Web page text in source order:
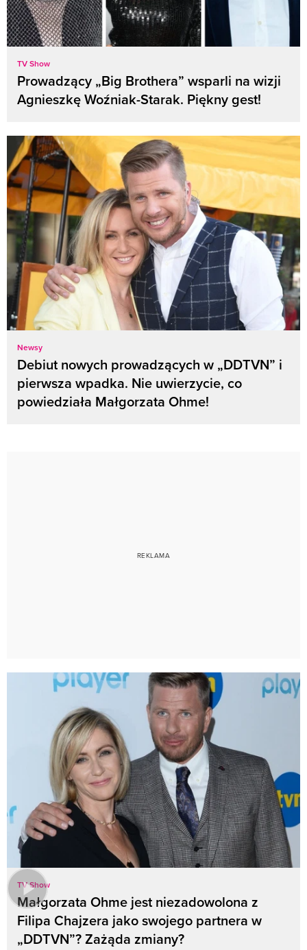
TV Show
Prowadzący „Big Brothera” wsparli na wizji
Agnieszkę Woźniak-Starak. Piękny gest!
Newsy
Debiut nowych prowadzących w „DDTVN” i
pierwsza wpadka. Nie uwierzycie, co
powiedziała Małgorzata Ohme!
TV Show
Małgorzata Ohme jest niezadowolona z
Filipa Chajzera jako swojego partnera w
„DDTVN”? Zażąda zmiany?